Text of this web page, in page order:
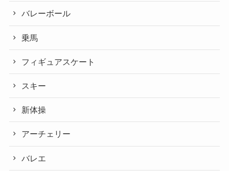
バレーボール
乗馬
フィギュアスケート
スキー
新体操
アーチェリー
バレエ